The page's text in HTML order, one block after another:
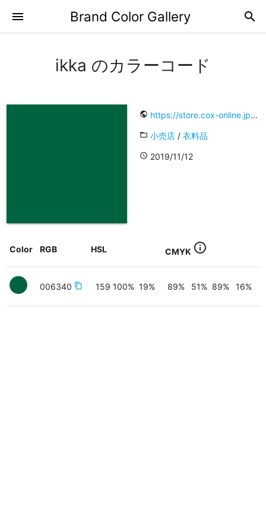
Brand Color Gallery search
menu
ikka のカラーコード
public https://store.cox-online.jp/shop/ikkaTOP/c/c-ikka/
folder_open 小売店 / 衣料品
access_time 2019/11/12
Color RGB HSL CMYK info_outline
006340 content_copy 159 100% 19% 89% 51% 89% 16%